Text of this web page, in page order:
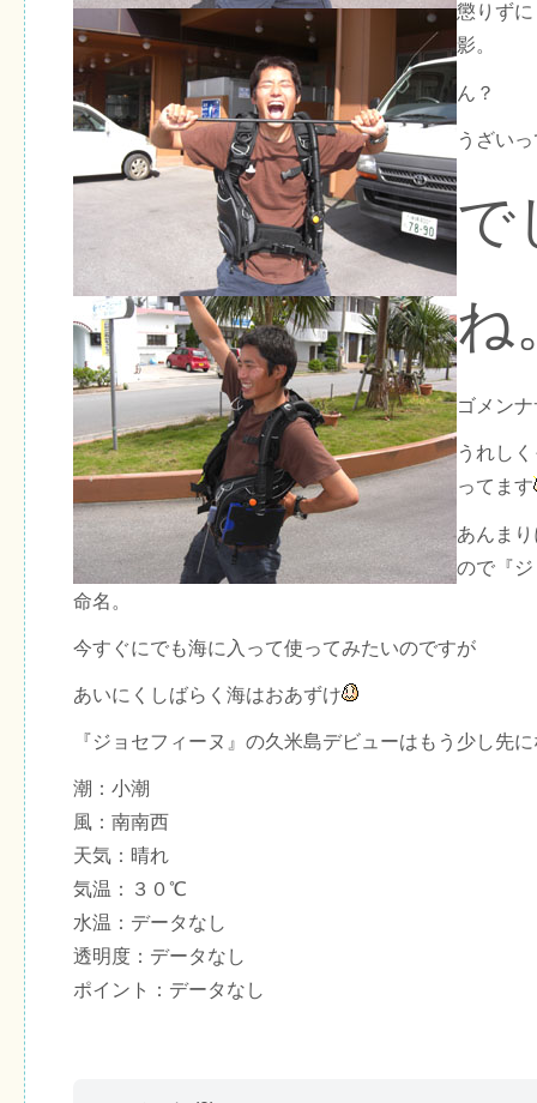
懲りず
影。
ん？
うざい
で
ね
ゴメン
うれし
ってます
あんま
ので『
命名。
今すぐにでも海に入って使ってみたいのですが
あいにくしばらく海はおあずけ
『ジョセフィーヌ』の久米島デビューはもう少し先
潮：小潮
風：南南西
天気：晴れ
気温：３０℃
水温：データなし
透明度：データなし
ポイント：データなし